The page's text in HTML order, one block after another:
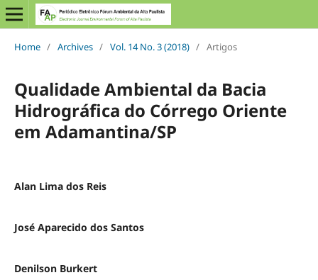
Home / Archives / Vol. 14 No. 3 (2018) / Artigos
Qualidade Ambiental da Bacia
Hidrográfica do Córrego Oriente
em Adamantina/SP
Alan Lima dos Reis
José Aparecido dos Santos
Denilson Burkert